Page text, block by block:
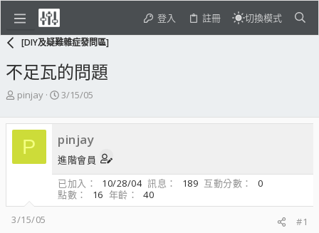
登入 註冊 切換模式
[DIY及疑難雜症發問區]
不足瓦的問題
主
發
起
人
pinjay
開
日
期
3/15/05
P pinjay
進階會員
已加入
10/28/04 訊息 189 互動分數
0
點數
16 年齡
40
3/15/05
#1